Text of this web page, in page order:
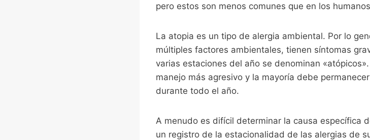
pero estos son menos comunes que en los
La atopia es un tipo de alergia ambiental. Por lo
múltiples factores ambientales, tienen síntomas
varias estaciones del año se denominan
manejo más agresivo y la mayoría debe
durante todo el año.
A menudo es difícil determinar la causa específica
un registro de la estacionalidad de las alergias de